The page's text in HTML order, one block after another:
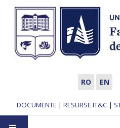
RO EN
DOCUMENTE | RESURSE IT&C |